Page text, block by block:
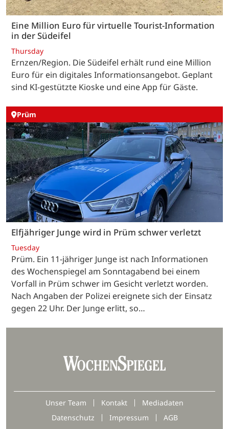
Eine Million Euro für virtuelle Tourist-Information
in der Südeifel
Thursday
Ernzen/Region. Die Südeifel erhält rund eine Million
Euro für ein digitales Informationsangebot. Geplant
sind KI-gestützte Kioske und eine App für Gäste.
Prüm
Elfjähriger Junge wird in Prüm schwer verletzt
Tuesday
Prüm. Ein 11-jähriger Junge ist nach Informationen
des Wochenspiegel am Sonntagabend bei einem
Vorfall in Prüm schwer im Gesicht verletzt worden.
Nach Angaben der Polizei ereignete sich der Einsatz
gegen 22 Uhr. Der Junge erlitt, so…
Unser Team Kontakt
Mediadaten
Datenschutz
Impressum
AGB